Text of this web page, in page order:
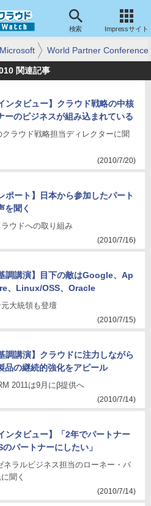
検索 Impressサイト
Microsoft World Partner Conference
関連記事
ンタビュー】クラウド戦略の中核
ーのビジネスが組み込まれている
ラウド戦略担当ディレクターに聞
(2010/7/20)
ポート】日本から参加したパート
を聞く
ウドへの取り組み
(2010/7/16)
調講演】目下の敵はGoogle、Ap
、Linux/OSS、Oracle
大統領も登壇
(2010/7/15)
調講演】クラウドに注力しながら
品の継続的強化をアピール
2011は9月にβ提供へ
(2010/7/14)
ンタビュー】「2年でパートナー
パートナーにしたい」
ネラルビジネス担当のローネー・バ
聞く
(2010/7/14)